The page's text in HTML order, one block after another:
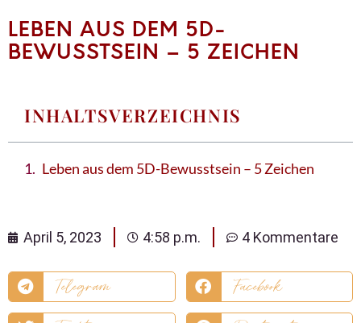
LEBEN AUS DEM 5D-
BEWUSSTSEIN – 5 ZEICHEN
INHALTSVERZEICHNIS
Leben aus dem 5D-Bewusstsein – 5 Zeichen
April 5, 2023 4:58 p.m. 4 Kommentare
Telegram
Facebook